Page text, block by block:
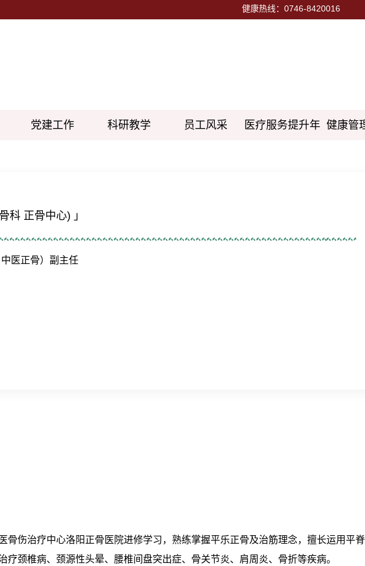
健康热线：0746-8420016
党建工作 科研教学 员工风采 医疗服务提升年 健康管
科 正骨中心) 」
医正骨）副主任
伤治疗中心洛阳正骨医院进修学习，熟练掌握平乐正骨及治筋理念，擅长运用平
颈椎病、颈源性头晕、腰椎间盘突出症、骨关节炎、肩周炎、骨折等疾病。